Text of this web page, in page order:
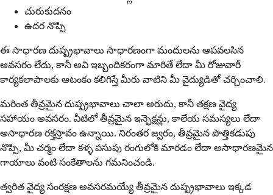
చురుకుదనం
ఉదర నొప్పి
ఈ సాధారణ దుష్ప్రభావాలు సాధారణంగా మందులను ఆపవలసిన
అవసరం లేదు, కానీ అవి ఇబ్బందికరంగా మారితే లేదా మీ రోజువారీ
కార్యకలాపాలకు ఆటంకం కలిగిస్తే మీరు వాటిని మీ వైద్యుడితో చర్చించాలి.
మరింత తీవ్రమైన దుష్ప్రభావాలు చాలా అరుదు, కానీ తక్షణ వైద్య
సహాయం అవసరం. వీటిలో తీవ్రమైన ఇన్ఫెక్షన్లు, కాలేయ సమస్యలు లేదా
అసాధారణ రక్తస్రావం ఉన్నాయి. నిరంతర జ్వరం, తీవ్రమైన పొత్తికడుపు
నొప్పి, మీ చర్మం లేదా కళ్ళ పసుపు రంగులోకి మారడం లేదా అసాధారణమైన
గాయాలు వంటి సంకేతాలను గమనించండి.
త్వరిత వైద్య సంరక్షణ అవసరమయ్యే తీవ్రమైన దుష్ప్రభావాలు ఇక్కడ